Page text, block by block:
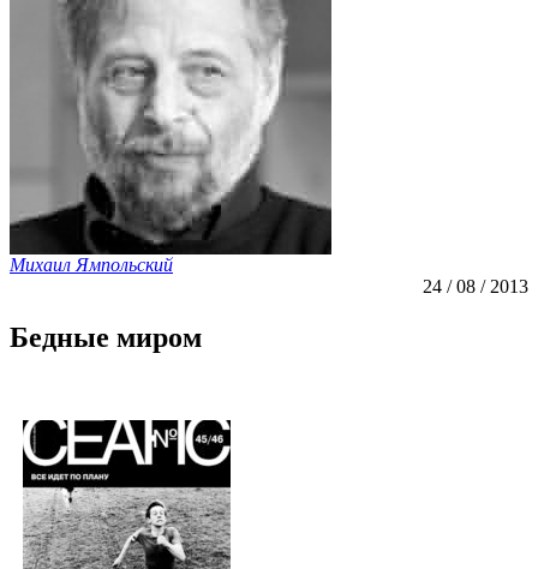
Михаил Ямпольский
24 / 08 / 2013
Бедные миром